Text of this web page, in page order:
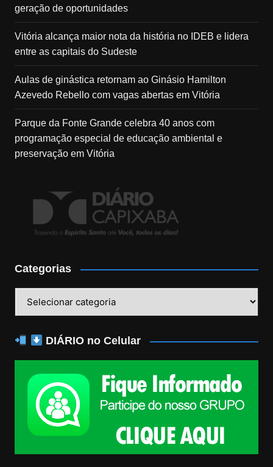
geração de oportunidades
Vitória alcança maior nota da história no IDEB e lidera
entre as capitais do Sudeste
Aulas de ginástica retornam ao Ginásio Hamilton
Azevedo Rebello com vagas abertas em Vitória
Parque da Fonte Grande celebra 40 anos com
programação especial de educação ambiental e
preservação em Vitória
Categorias
DIÁRIO no Celular